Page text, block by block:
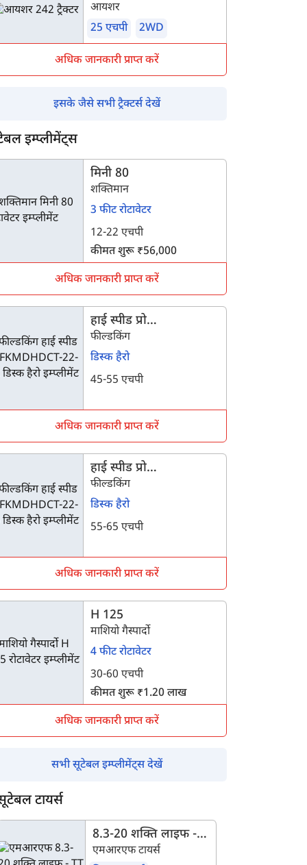
242
आयशर
25 एचपी
2WD
अधिक जानकारी प्राप्त करें
मिनी 80
शक्तिमान
3 फीट रोटावेटर
12-22 एचपी
कीमत शुरू ₹56,000
अधिक जानकारी प्राप्त करें
हाई स्पीड प्रो
FKMDHDCT-22-12
फील्डकिंग
डिस्क हैरो
अधिक जानकारी प्राप्त करें
हाई स्पीड प्रो
FKMDHDCT-22-16
फील्डकिंग
डिस्क हैरो
अधिक जानकारी प्राप्त करें
H 125
माशियो गैस्पार्दो
4 फीट रोटावेटर
30-60 एचपी
कीमत शुरू ₹1.20 लाख
अधिक जानकारी प्राप्त करें
8.3-20 शक्ति लाइफ -